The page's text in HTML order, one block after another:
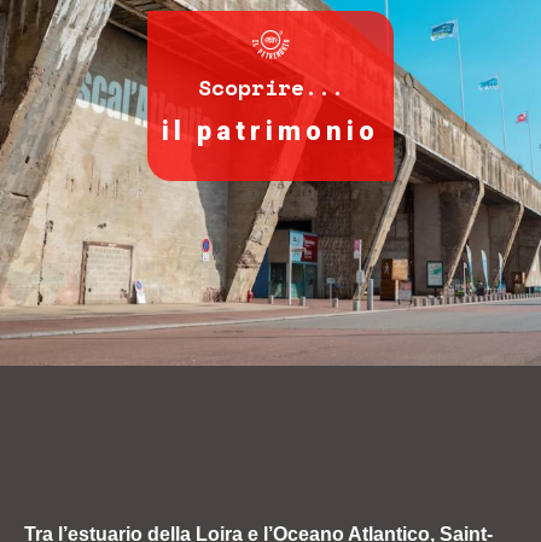
Scoprire...
il patrimonio
Tra l’estuario della Loira e l’Oceano Atlantico, Saint-